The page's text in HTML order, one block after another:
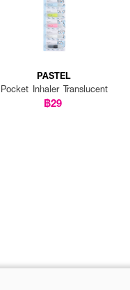
PASTEL
Pocket Inhaler Translucent
฿29